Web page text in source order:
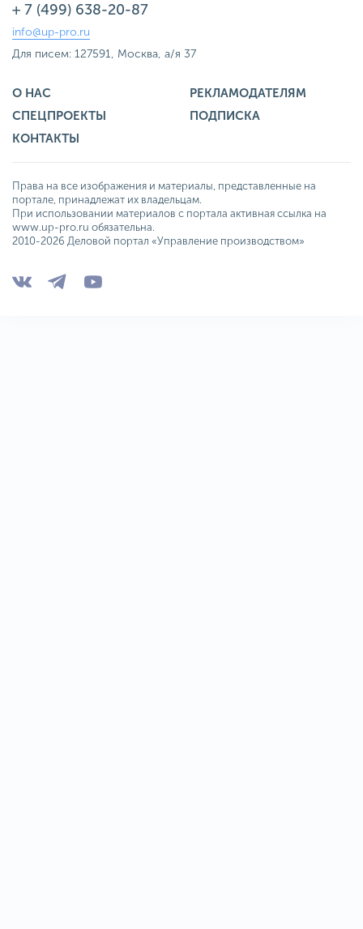
+ 7 (499) 638-20-87
info@up-pro.ru
Для писем: 127591, Москва, а/я 37
О НАС
РЕКЛАМОДАТЕЛЯМ
СПЕЦПРОЕКТЫ
ПОДПИСКА
КОНТАКТЫ
Права на все изображения и материалы, представленные на
портале, принадлежат их владельцам.
При использовании материалов с портала активная ссылка на
www.up-pro.ru обязательна.
2010-2026 Деловой портал «Управление производством»